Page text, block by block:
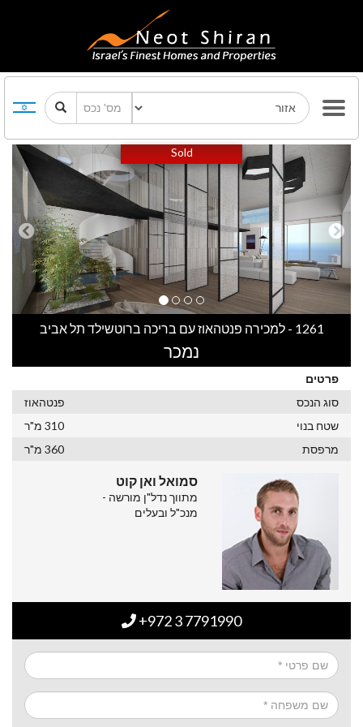
Sold
Previous Next
1261 - למכירה פנטהאוז עם בריכה ברוטשילד תל אביב
נמכר
פרטים
סוג הנכס
פנטהאוז
שטח בנוי
310 מ"ר
מרפסת
360 מ"ר
סמואל ואן קוט
מתווך נדל"ן מורשה -
מנכ"ל ובעלים
+972 3 7791990